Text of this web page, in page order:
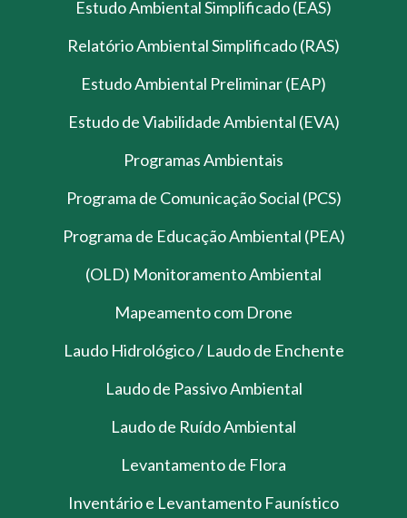
Estudo Ambiental Simplificado (EAS)
Relatório Ambiental Simplificado (RAS)
Estudo Ambiental Preliminar (EAP)
Estudo de Viabilidade Ambiental (EVA)
Programas Ambientais
Programa de Comunicação Social (PCS)
Programa de Educação Ambiental (PEA)
(OLD) Monitoramento Ambiental
Mapeamento com Drone
Laudo Hidrológico / Laudo de Enchente
Laudo de Passivo Ambiental
Laudo de Ruído Ambiental
Levantamento de Flora
Inventário e Levantamento Faunístico